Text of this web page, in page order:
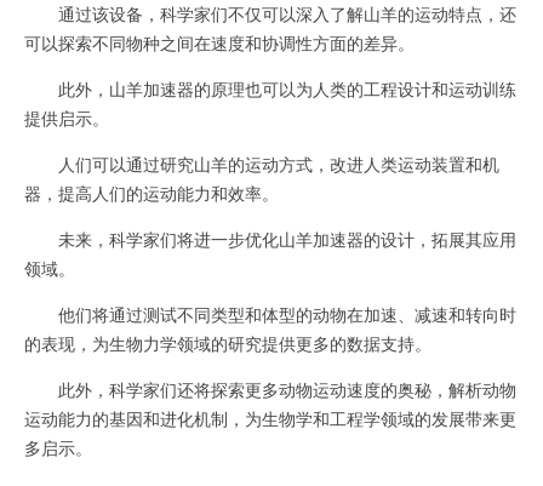
通过该设备，科学家们不仅可以深入了解山羊的运动特点，还
可以探索不同物种之间在速度和协调性方面的差异。
此外，山羊加速器的原理也可以为人类的工程设计和运动训练
提供启示。
人们可以通过研究山羊的运动方式，改进人类运动装置和机
器，提高人们的运动能力和效率。
未来，科学家们将进一步优化山羊加速器的设计，拓展其应用
领域。
他们将通过测试不同类型和体型的动物在加速、减速和转向时
的表现，为生物力学领域的研究提供更多的数据支持。
此外，科学家们还将探索更多动物运动速度的奥秘，解析动物
运动能力的基因和进化机制，为生物学和工程学领域的发展带来更
多启示。